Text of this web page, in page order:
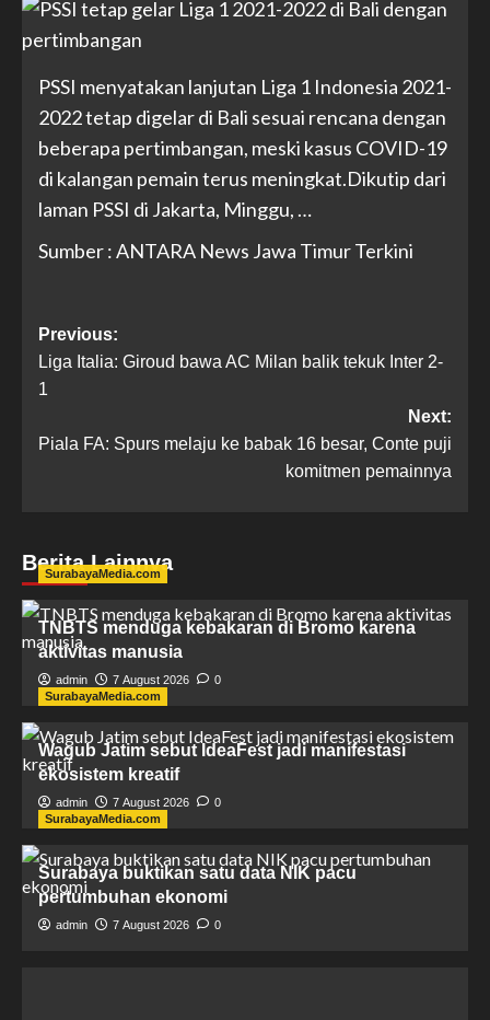
PSSI menyatakan lanjutan Liga 1 Indonesia 2021-
2022 tetap digelar di Bali sesuai rencana dengan
beberapa pertimbangan, meski kasus COVID-19
di kalangan pemain terus meningkat.Dikutip dari
laman PSSI di Jakarta, Minggu, …
Sumber : ANTARA News Jawa Timur Terkini
Previous:
Liga Italia: Giroud bawa AC Milan balik tekuk Inter 2-
1
Next:
Piala FA: Spurs melaju ke babak 16 besar, Conte puji
komitmen pemainnya
Berita Lainnya
SurabayaMedia.com
TNBTS menduga kebakaran di Bromo karena
aktivitas manusia
admin 7 August 2026
0
SurabayaMedia.com
Wagub Jatim sebut IdeaFest jadi manifestasi
ekosistem kreatif
admin 7 August 2026
0
SurabayaMedia.com
Surabaya buktikan satu data NIK pacu
pertumbuhan ekonomi
admin 7 August 2026 0